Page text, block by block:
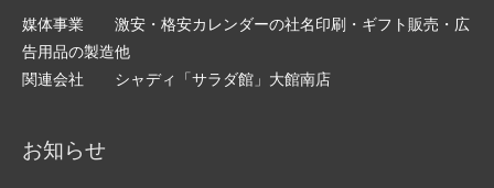
媒体事業 激安・格安カレンダーの社名印刷・ギフト販売・広
告用品の製造他
関連会社 シャディ「サラダ館」大館南店
お知らせ